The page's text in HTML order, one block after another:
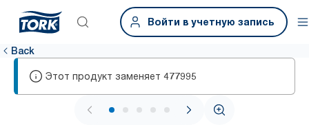
Войти в учетную запись
Back
Этот продукт заменяет 477995
1 / 6